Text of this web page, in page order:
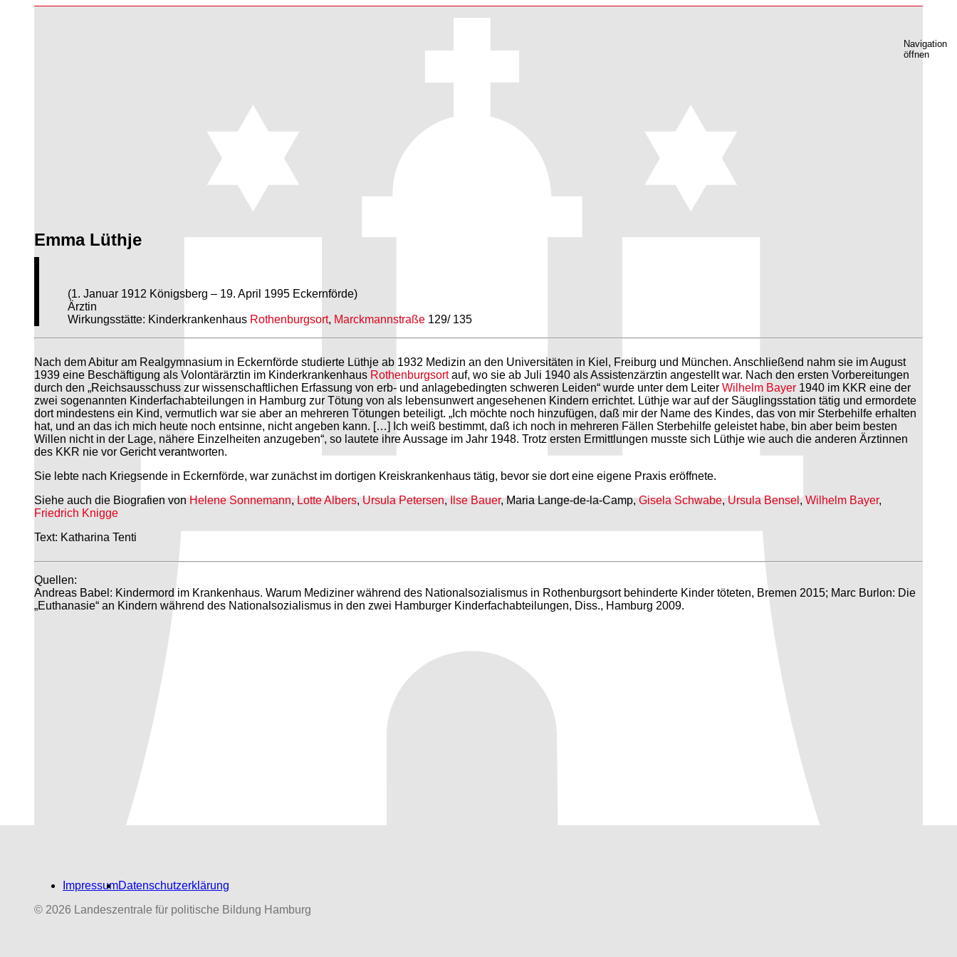
Navigation
öffnen
Emma Lüthje
(1. Januar 1912 Königsberg – 19. April 1995 Eckernförde)
Ärztin
Wirkungsstätte: Kinderkrankenhaus Rothenburgsort, Marckmannstraße 129/ 135
Nach dem Abitur am Realgymnasium in Eckernförde studierte Lüthje ab 1932 Medizin an den Universitäten in Kiel, Freiburg und München. Anschließend nahm sie im August
1939 eine Beschäftigung als Volontärärztin im Kinderkrankenhaus Rothenburgsortauf, wo sie ab Juli 1940 als Assistenzärztin angestellt war. Nach den ersten Vorbereitungen
durch den „Reichsausschuss zur wissenschaftlichen Erfassung von erb- und anlagebedingten schweren Leiden“ wurde unter dem Leiter Wilhelm Bayer 1940 im KKR eine der
zwei sogenannten Kinderfachabteilungen in Hamburg zur Tötung von als lebensunwert angesehenen Kindern errichtet. Lüthje war auf der Säuglingsstation tätig und ermordete
dort mindestens ein Kind, vermutlich war sie aber an mehreren Tötungen beteiligt. „Ich möchte noch hinzufügen, daß mir der Name des Kindes, das von mir Sterbehilfe erhalten
hat, und an das ich mich heute noch entsinne, nicht angeben kann. […] Ich weiß bestimmt, daß ich noch in mehreren Fällen Sterbehilfe geleistet habe, bin aber beim besten
Willen nicht in der Lage, nähere Einzelheiten anzugeben“, so lautete ihre Aussage im Jahr 1948. Trotz ersten Ermittlungen musste sich Lüthje wie auch die anderen Ärztinnen
des KKR nie vor Gericht verantworten.
Sie lebte nach Kriegsende in Eckernförde, war zunächst im dortigen Kreiskrankenhaus tätig, bevor sie dort eine eigene Praxis eröffnete.
Siehe auch die Biografien vonHelene Sonnemann,Lotte Albers,Ursula Petersen,Ilse Bauer, Maria Lange-de-la-Camp,Gisela Schwabe,Ursula Bensel,Wilhelm Bayer,
Friedrich Knigge
Text: Katharina Tenti
Quellen:
Andreas Babel: Kindermord im Krankenhaus. Warum Mediziner während des Nationalsozialismus in Rothenburgsort behinderte Kinder töteten, Bremen 2015; Marc Burlon: Die
„Euthanasie“ an Kindern während des Nationalsozialismus in den zwei Hamburger Kinderfachabteilungen, Diss., Hamburg 2009.
ImpressumDatenschutzerklärung
© 2026 Landeszentrale für politische Bildung Hamburg